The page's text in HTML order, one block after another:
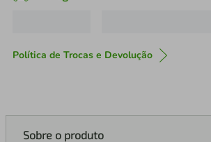
Política de Trocas e Devolução
Sobre o produto